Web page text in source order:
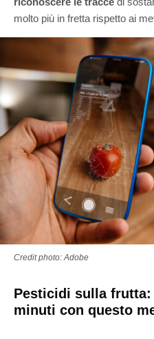
molto più in fretta rispetto ai
Credit photo: Adobe
Pesticidi sulla
minuti con questo